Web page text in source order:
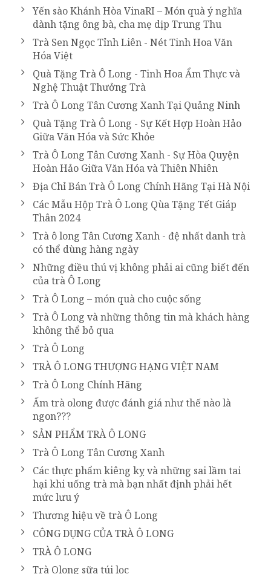
Yến sào Khánh Hòa VinaRI – Món quà ý nghĩa
dành tặng ông bà, cha mẹ dịp Trung Thu
Trà Sen Ngọc Tỉnh Liên - Nét Tinh Hoa Văn
Hóa Việt
Quà Tặng Trà Ô Long - Tinh Hoa Ẩm Thực và
Nghệ Thuật Thưởng Trà
Trà Ô Long Tân Cương Xanh Tại Quảng Ninh
Quà Tặng Trà Ô Long - Sự Kết Hợp Hoàn Hảo
Giữa Văn Hóa và Sức Khỏe
Trà Ô Long Tân Cương Xanh - Sự Hòa Quyện
Hoàn Hảo Giữa Văn Hóa và Thiên Nhiên
Địa Chỉ Bán Trà Ô Long Chính Hãng Tại Hà Nội
Các Mẫu Hộp Trà Ô Long Qùa Tặng Tết Giáp
Thân 2024
Trà ô long Tân Cương Xanh - đệ nhất danh trà
có thể dùng hàng ngày
Những điều thú vị không phải ai cũng biết đến
của trà Ô Long
Trà Ô Long – món quà cho cuộc sống
Trà Ô Long và những thông tin mà khách hàng
không thể bỏ qua
Trà Ô Long
TRÀ Ô LONG THƯỢNG HẠNG VIỆT NAM
Trà Ô Long Chính Hãng
Ấm trà olong được đánh giá như thế nào là
ngon???
SẢN PHẨM TRÀ Ô LONG
Trà Ô Long Tân Cương Xanh
Các thực phẩm kiêng kỵ và những sai lầm tai
hại khi uống trà mà bạn nhất định phải hết
mức lưu ý
Thương hiệu về trà Ô Long
CÔNG DỤNG CỦA TRÀ Ô LONG
TRÀ Ô LONG
Trà Olong sữa túi lọc